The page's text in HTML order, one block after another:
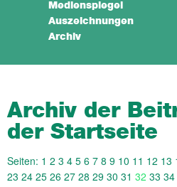
Medienspiegel
Auszeichnungen
Archiv
Archiv der
der Startseite
Seiten: 1 2 3 4 5 6 7 8 9 10 11 12 13
23 24 25 26 27 28 29 30 31 32 33 34